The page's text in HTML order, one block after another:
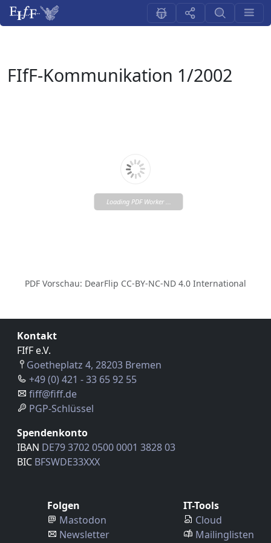
FIfF-Kommunikation 1/2002
Loading PDF Worker ...
PDF Vorschau: DearFlip CC-BY-NC-ND 4.0 International
Kontakt
FIfF e.V.
Goetheplatz 4, 28203 Bremen
+49 (0) 421 - 33 65 92 55
fiff@fiff.de
PGP-Schlüssel
Spendenkonto
IBAN DE79 3702 0500 0001 3828 03
BIC BFSWDE33XXX
Folgen
Mastodon
Newsletter
IT-Tools
Cloud
Mailinglisten